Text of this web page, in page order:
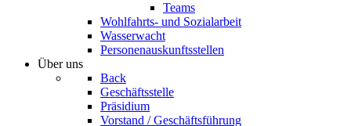
Teams
Wohlfahrts- und Sozialarbeit
Wasserwacht
Personenauskunftsstellen
Über uns
Back
Geschäftsstelle
Präsidium
Vorstand / Geschäftsführung